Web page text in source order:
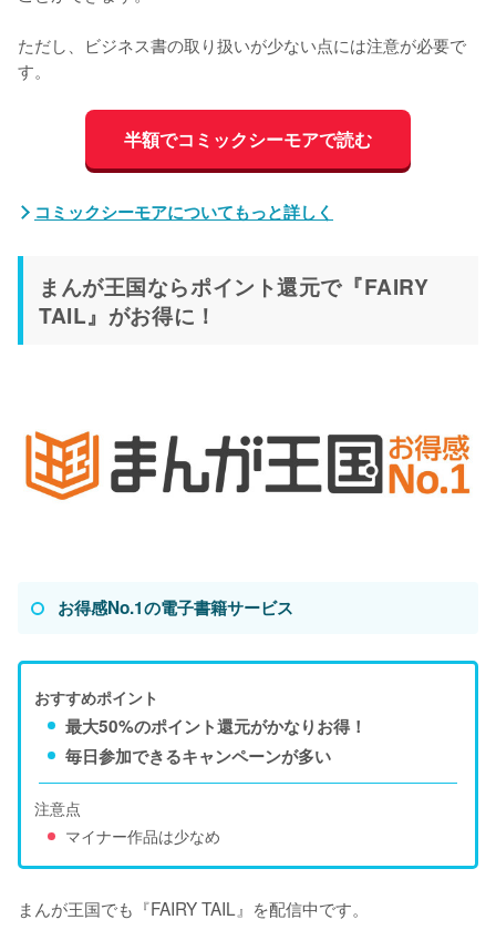
ただし、ビジネス書の取り扱いが少ない点には注意が必要で
す。
半額でコミックシーモアで読む
コミックシーモアについてもっと詳しく
まんが王国ならポイント還元で『FAIRY
TAIL』がお得に！
お得感No.1の電子書籍サービス
おすすめポイント
最大50%のポイント還元がかなりお得！
毎日参加できるキャンペーンが多い
注意点
マイナー作品は少なめ
まんが王国でも『FAIRY TAIL』を配信中です。